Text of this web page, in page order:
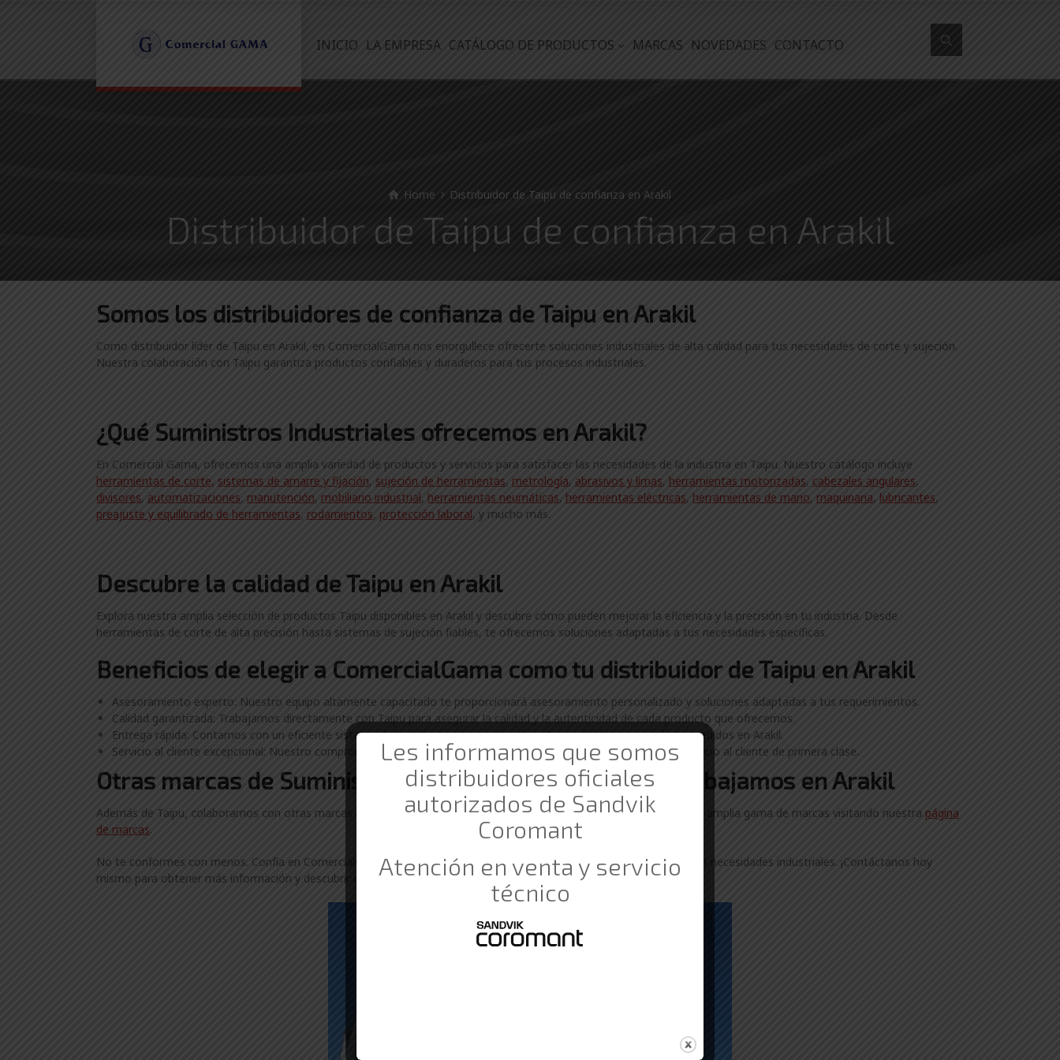
INICIO LA EMPRESA CATÁLOGO DE PRODUCTOS MARCAS NOVEDADES CONTACTO
Home Distribuidor de Taipu de confianza en Arakil
Distribuidor de Taipu de confianza en Arakil
Somos los distribuidores de confianza deTaipu en Arakil
Como distribuidor líder de Taipu en Arakil, en ComercialGama nos enorgullece ofrecerte soluciones industriales de alta calidad para tus necesidades de corte y sujeción.
Nuestra colaboración con Taipu garantiza productos confiables y duraderos para tus procesos industriales.
¿Qué Suministros Industriales ofrecemos en Arakil?
En Comercial Gama, ofrecemos una amplia variedad de productos y servicios para satisfacer las necesidades de la industria en Taipu. Nuestro catálogo incluye
herramientas de corte, sistemas de amarre y fijación, sujeción de herramientas, metrología, abrasivos y limas, herramientas motorizadas, cabezales angulares,
divisores, automatizaciones, manutención, mobiliario industrial, herramientas neumáticas, herramientas eléctricas, herramientas de mano, maquinaria, lubricantes,
preajuste y equilibrado de herramientas, rodamientos, protección laboral, y mucho más.
Descubre la calidad de Taipu en Arakil
Explora nuestra amplia selección de productos Taipu disponibles en Arakil y descubre cómo pueden mejorar la eficiencia y la precisión en tu industria. Desde
herramientas de corte de alta precisión hasta sistemas de sujeción fiables, te ofrecemos soluciones adaptadas a tus necesidades específicas.
Beneficios de elegir a ComercialGama como tu distribuidor de Taipu en Arakil
Asesoramiento experto: Nuestro equipo altamente capacitado te proporcionará asesoramiento personalizado y soluciones adaptadas a tus requerimientos.
Calidad garantizada: Trabajamos directamente con Taipu para asegurar la calidad y la autenticidad de cada producto que ofrecemos.
Entrega rápida: Contamos con un eficiente sistema de logística para garantizar la entrega rápida y segura de tus pedidos en Arakil.
Servicio al cliente excepcional: Nuestro compromiso es brindarte una experiencia de compra satisfactoria y un servicio al cliente de primera clase.
Otras marcas de Suministros Industriales con las que trabajamos en Arakil
Además de Taipu, colaboramos con otras marcas líderes en el sector industrial en Arakil. Descubre más sobre nuestra amplia gama de marcas visitando nuestra página
de marcas.
No te conformes con menos. Confía en ComercialGama, tu distribuidor de confianza de Taipu en Arakil, para todas tus necesidades industriales. ¡Contáctanos hoy
mismo para obtener más información y descubrir cómo podemos ayudarte a alcanzar tus objetivos de producción!
Les informamos que somos
distribuidores oficiales
autorizados de Sandvik
Coromant
Atención en venta y servicio
técnico